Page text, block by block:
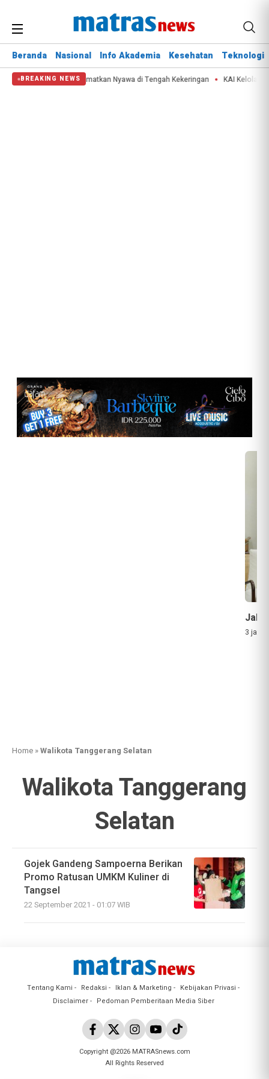
Beranda Nasional Info Akademia Kesehatan Teknologi
BREAKING NEWS
BNPB: Destana Selamatkan Nyawa di Tengah Kekeringan KAI Kelola
3 jam
Home »Walikota Tanggerang Selatan
Walikota Tanggerang
Selatan
Gojek Gandeng Sampoerna Berikan
Promo Ratusan UMKM Kuliner di
Tangsel
22 September 2021 - 01:07 WIB
Tentang Kami Redaksi Iklan & Marketing
Kebijakan Privasi
Disclaimer
Pedoman Pemberitaan Media Siber
Copyright @2026 MATRASnews.com
All Rights Reserved